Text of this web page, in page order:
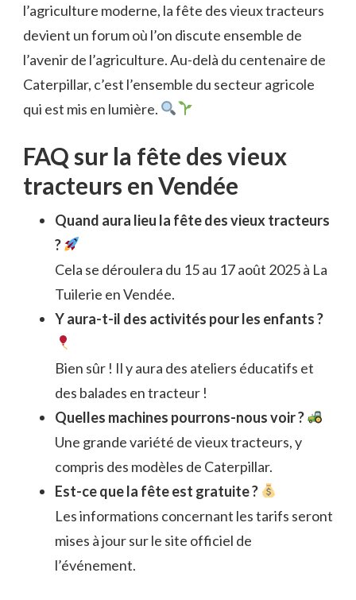
l’agriculture moderne, la fête des vieux tracteurs
devient un forum où l’on discute ensemble de
l’avenir de l’agriculture. Au-delà du centenaire de
Caterpillar, c’est l’ensemble du secteur agricole
qui est mis en lumière.
FAQ sur la fête des vieux
tracteurs en Vendée
Quand aura lieu la fête des vieux tracteurs
?
Cela se déroulera du 15 au 17 août 2025 à La
Tuilerie en Vendée.
Y aura-t-il des activités pour les enfants ?
Bien sûr ! Il y aura des ateliers éducatifs et
des balades en tracteur !
Quelles machines pourrons-nous voir ?
Une grande variété de vieux tracteurs, y
compris des modèles de Caterpillar.
Est-ce que la fête est gratuite ?
Les informations concernant les tarifs seront
mises à jour sur le site officiel de
l’événement.